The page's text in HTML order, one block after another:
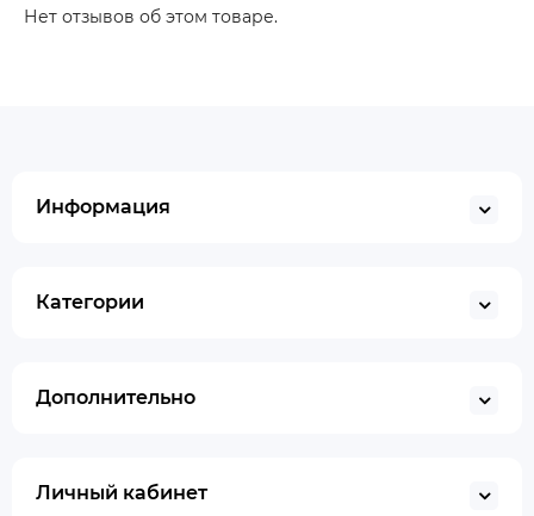
Нет отзывов об этом товаре.
Информация
Категории
Дополнительно
Личный кабинет